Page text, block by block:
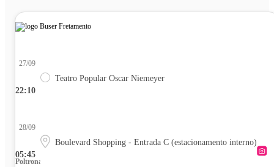
22:10
27/09
Teatro Popular Oscar Niemeyer
05:45
28/09
Boulevard Shopping - Entrada C (estacionamento interno)
Poltrona